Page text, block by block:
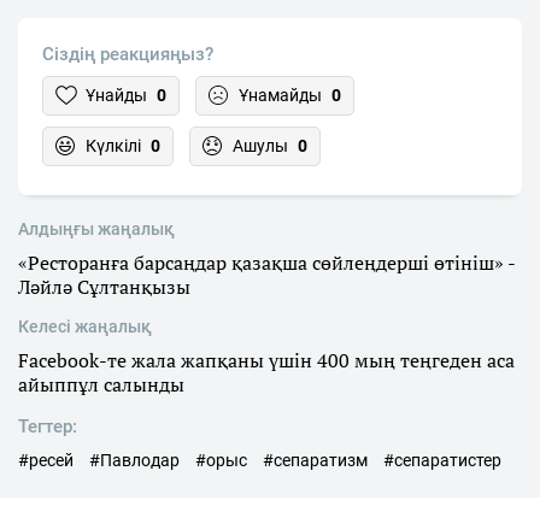
Сіздің реакцияңыз?
Ұнайды 0 Ұнамайды 0
Күлкілі 0 Ашулы 0
Алдыңғы жаңалық
«Ресторанға барсаңдар қазақша сөйлеңдерші өтініш» -
Ләйлә Сұлтанқызы
Келесі жаңалық
Facebook-те жала жапқаны үшін 400 мың теңгеден аса
айыппұл салынды
Тегтер:
#ресей #Павлодар #орыс #сепаратизм #сепаратистер